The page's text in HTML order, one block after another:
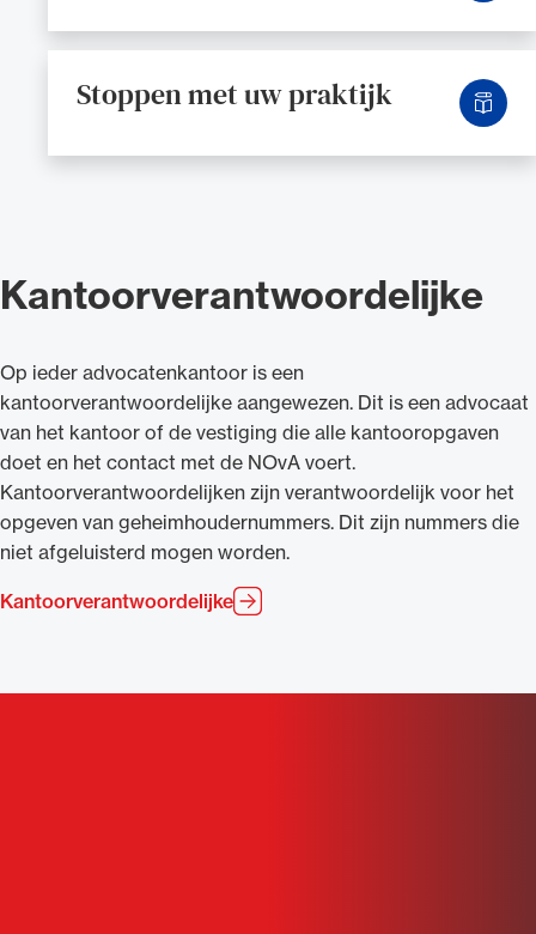
Stoppen met uw praktijk
Kantoorverantwoordelijke
Op ieder advocatenkantoor is een
kantoorverantwoordelijke aangewezen. Dit is een advocaat
van het kantoor of de vestiging die alle kantooropgaven
doet en het contact met de NOvA voert.
Kantoorverantwoordelijken zijn verantwoordelijk voor het
opgeven van geheimhoudernummers. Dit zijn nummers die
niet afgeluisterd mogen worden.
Kantoorverantwoordelijke